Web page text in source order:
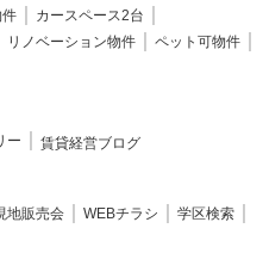
件
カースペース2台
リノベーション物件
ペット可物件
ー 賃貸経営ブログ
地販売会 WEBチラシ
学区検索